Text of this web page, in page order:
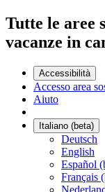
Tutte le aree
vacanze in
Accessibilità
Accesso area
Aiuto
Italiano (beta)
Deutsch
English
Español
Français